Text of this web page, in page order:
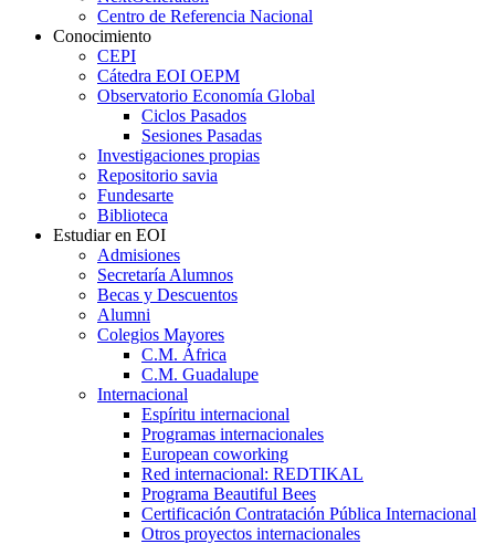
Centro de Referencia Nacional
Conocimiento
CEPI
Cátedra EOI OEPM
Observatorio Economía Global
Ciclos Pasados
Sesiones Pasadas
Investigaciones propias
Repositorio savia
Fundesarte
Biblioteca
Estudiar en EOI
Admisiones
Secretaría Alumnos
Becas y Descuentos
Alumni
Colegios Mayores
C.M. África
C.M. Guadalupe
Internacional
Espíritu internacional
Programas internacionales
European coworking
Red internacional: REDTIKAL
Programa Beautiful Bees
Certificación Contratación Pública Internacional
Otros proyectos internacionales